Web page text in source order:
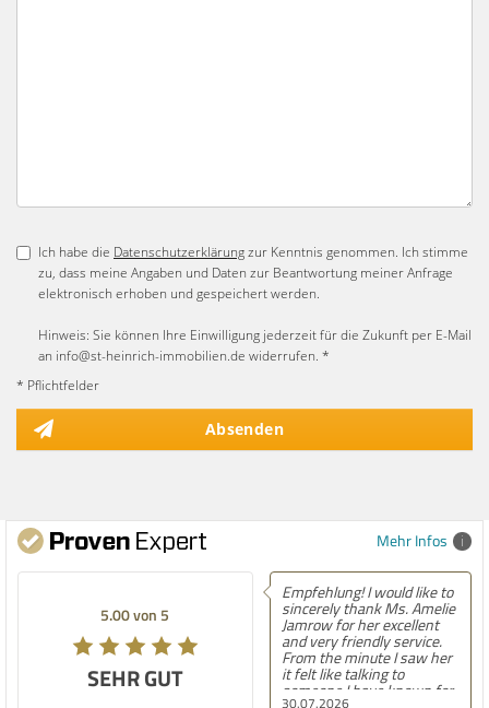
Ich habe die Datenschutzerklärungzur Kenntnis genommen. Ich stimme
zu, dass meine Angaben und Daten zur Beantwortung meiner Anfrage
elektronisch erhoben und gespeichert werden.
Hinweis: Sie können Ihre Einwilligung jederzeit für die Zukunft per E-Mail
an info@st-heinrich-immobilien.de widerrufen. *
* Pflichtfelder
Absenden
Mehr Infos
SEHR GUT
Empfehlung! I would like to
sincerely thank Ms. Amelie
Jamrow for her excellent
and very friendly service.
From the minute I saw her
it felt like talking to
someone I have known for
Empfehlung!
best experience
finding a home in
After moving
contacting
agencies, and
into our second